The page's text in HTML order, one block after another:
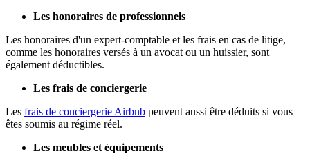
Les honoraires de professionnels
Les honoraires d'un expert-comptable et les frais en cas de litige,
comme les honoraires versés à un avocat ou un huissier, sont
également déductibles.
Les frais de conciergerie
Les frais de conciergerie Airbnb peuvent aussi être déduits si vous
êtes soumis au régime réel.
Les meubles et équipements